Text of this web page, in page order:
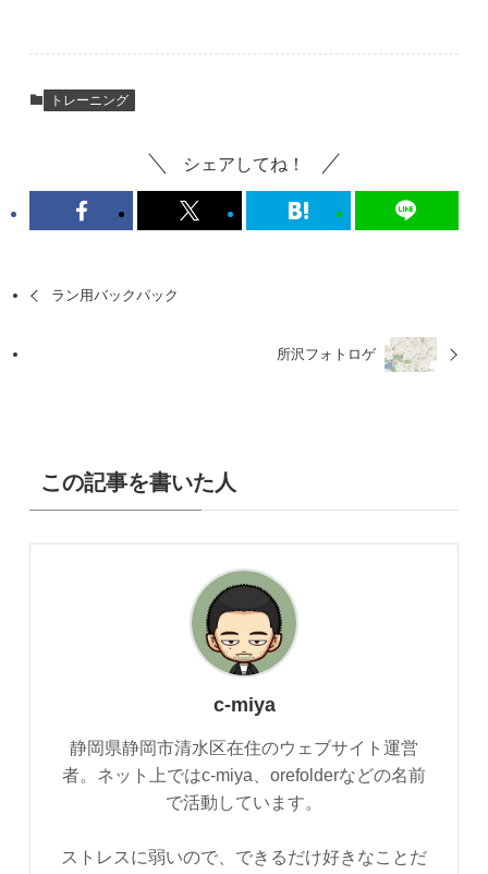
トレーニング
シェアしてね！
ラン用バックパック
所沢フォトロゲ
この記事を書いた人
c-miya
静岡県静岡市清水区在住のウェブサイト運営
者。ネット上ではc-miya、orefolderなどの名前
で活動しています。
ストレスに弱いので、できるだけ好きなことだ